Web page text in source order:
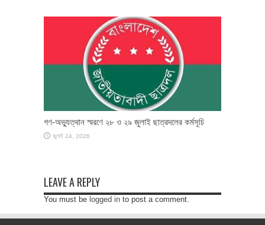
গণ-অভ্যুত্থান স্মরণে ২৮ ও ২৯ জুলাই ছাত্রদলের কর্মসূচি
জুলাই 24, 2026
LEAVE A REPLY
You must be logged in to post a comment.